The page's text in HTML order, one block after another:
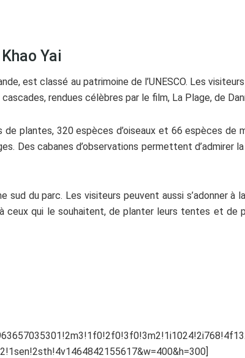
Yai
est classé au patrimoine de l’UNESCO. Les
rendues célèbres par le film, La Plage, de
plantes, 320 espèces d’oiseaux et 66 espèces de
Des cabanes d’observations permettent d’admirer
du parc. Les visiteurs peuvent aussi s’adonner à
ceux qui le souhaitent, de planter leurs tentes et de